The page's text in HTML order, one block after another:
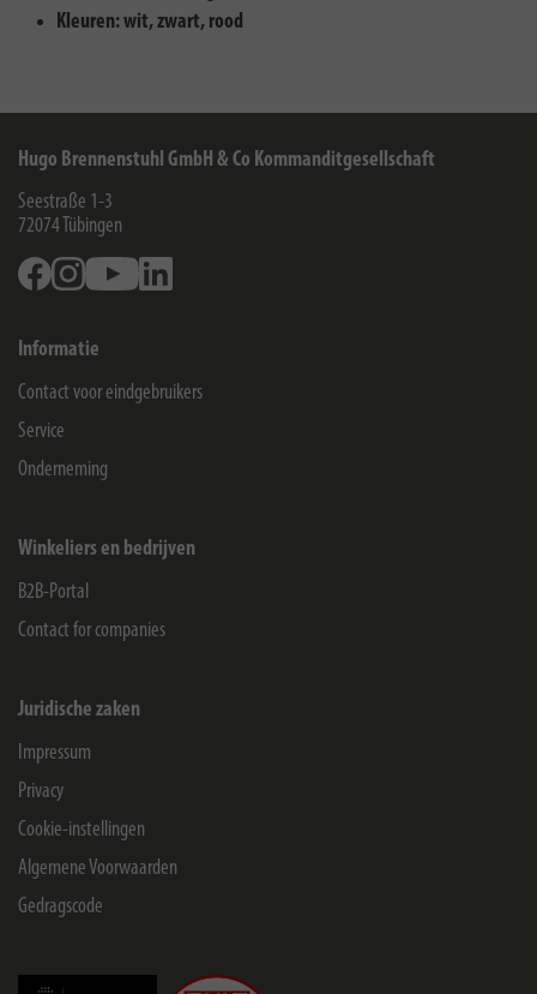
Kleuren: wit, zwart, rood
Hugo Brennenstuhl GmbH & Co Kommanditgesellschaft
Seestraße 1-3
72074 Tübingen
FacebookInstagramYoutube
Informatie
Contact voor eindgebruikers
Service
Onderneming
Winkeliers en bedrijven
B2B-Portal
Contact for companies
Juridische zaken
Impressum
Privacy
Cookie-instellingen
Algemene Voorwaarden
Gedragscode